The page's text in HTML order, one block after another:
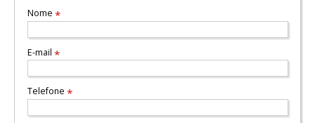
Nome *
E-mail *
Telefone *